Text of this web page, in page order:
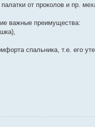
от проколов и пр.
важные преимущества:
спальника, т.е. его